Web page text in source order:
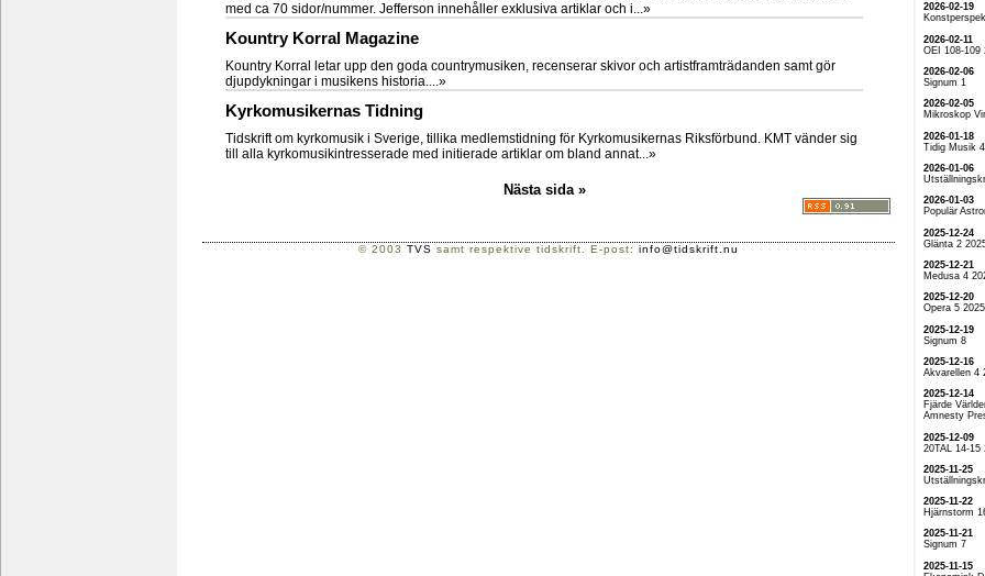
med ca 70 sidor/nummer. Jefferson innehåller exklusiva artiklar och i...»
Kountry Korral Magazine
Kountry Korral letar upp den goda countrymusiken, recenserar skivor och artistframträdanden samt gör
djupdykningar i musikens historia....»
Kyrkomusikernas Tidning
Tidskrift om kyrkomusik i Sverige, tillika medlemstidning för Kyrkomusikernas Riksförbund. KMT vänder sig
till alla kyrkomusikintresserade med initierade artiklar om bland annat...»
Nästa sida »
© 2003 TVS samt respektive tidskrift. E-post: info@tidskrift.nu
2026-02-19
2026-02-11
OEI 108-109
2026-02-06
Signum 1
2026-02-05
Mikroskop
2026-01-18
Tidig Musik
2026-01-06
2026-01-03
Populär
2025-12-24
Glänta 2
2025-12-21
Medusa 4
2025-12-20
Opera 5 2025
2025-12-19
Signum 8
2025-12-16
Akvarellen 4
2025-12-14
Fjärde
Amnesty
2025-12-09
20TAL 14-15
2025-11-25
2025-11-22
Hjärnstorm
2025-11-21
Signum 7
2025-11-15